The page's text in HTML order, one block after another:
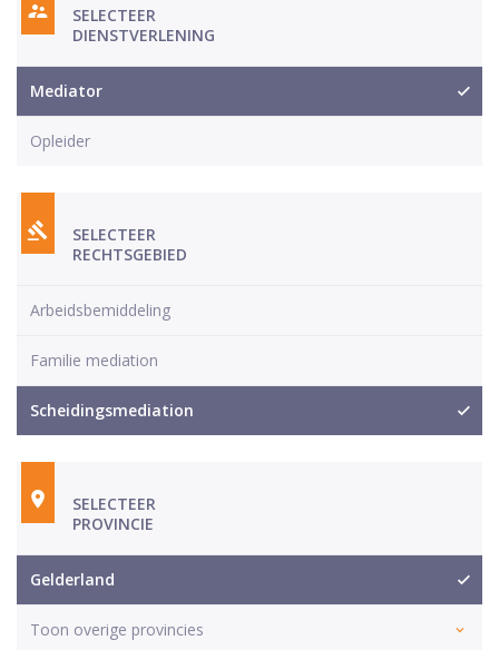
SELECTEER
DIENSTVERLENING
Mediator
Opleider
SELECTEER
RECHTSGEBIED
Arbeidsbemiddeling
Familie mediation
Scheidingsmediation
SELECTEER
PROVINCIE
Gelderland
Toon overige provincies